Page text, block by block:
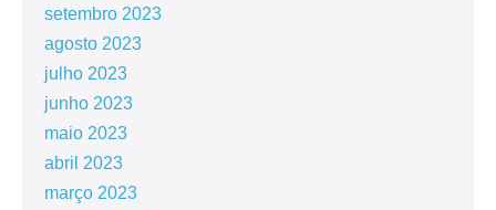
setembro 2023
agosto 2023
julho 2023
junho 2023
maio 2023
abril 2023
março 2023